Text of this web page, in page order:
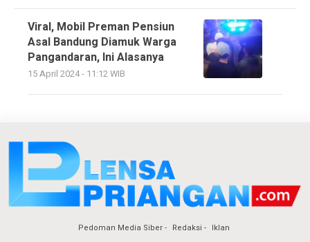
Viral, Mobil Preman Pensiun
Asal Bandung Diamuk Warga
Pangandaran, Ini Alasanya
15 April 2024 - 11:12 WIB
Pedoman Media Siber Redaksi Iklan